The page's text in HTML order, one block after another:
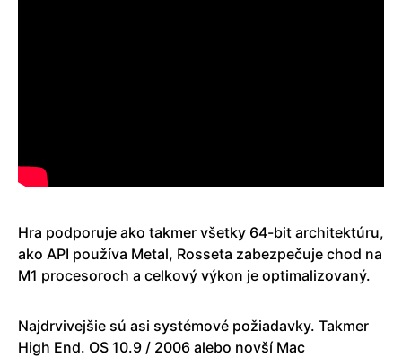
Hra podporuje ako takmer všetky 64-bit architektúru,
ako API používa Metal, Rosseta zabezpečuje chod na
M1 procesoroch a celkový výkon je optimalizovaný.
Najdrvivejšie sú asi systémové požiadavky. Takmer
High End. OS 10.9 / 2006 alebo novší Mac